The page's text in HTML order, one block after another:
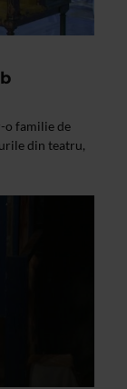
o familie de
din teatru,